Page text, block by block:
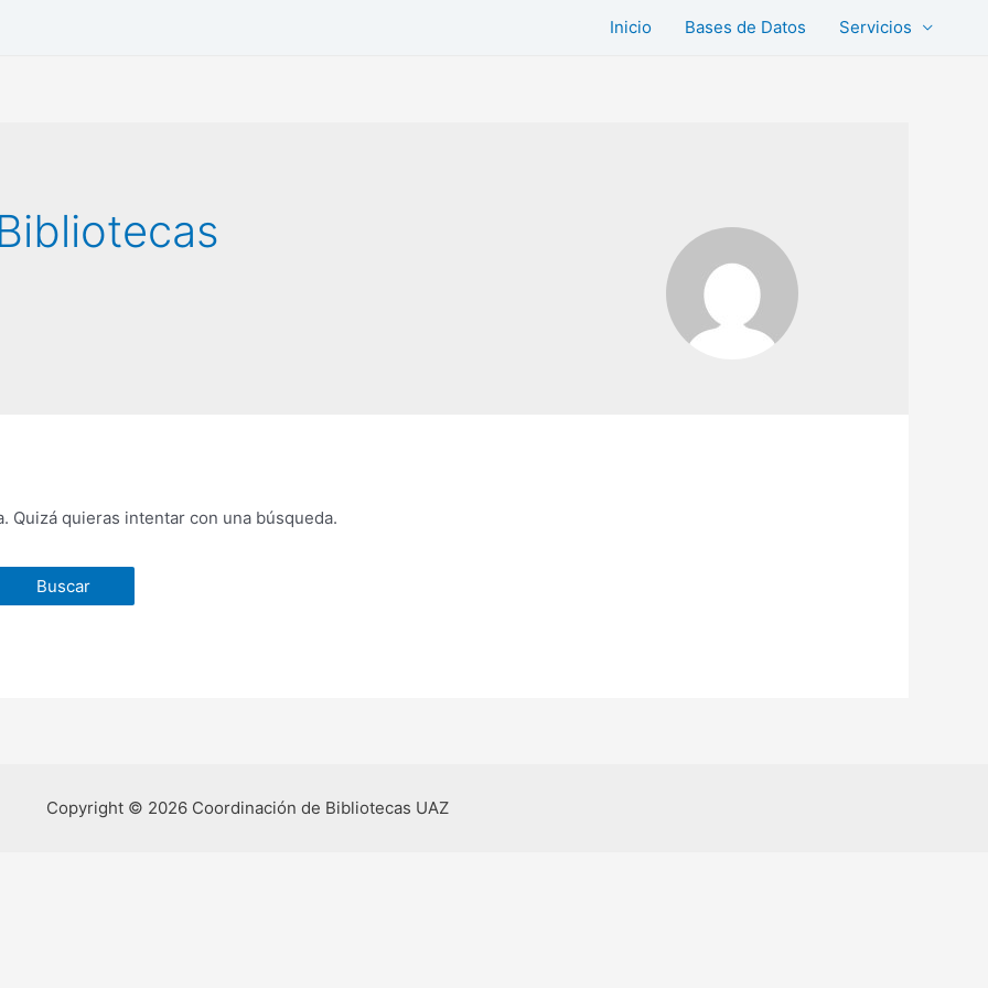
Inicio Bases de Datos Servicios
Quizá quieras intentar con una búsqueda.
Copyright © 2026 Coordinación de Bibliotecas UAZ